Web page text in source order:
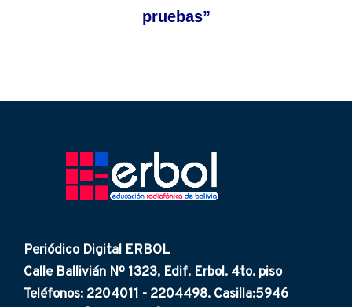
pruebas”
Periódico Digital ERBOL
Calle Ballivián Nº 1323, Edif. Erbol. 4to. piso
Teléfonos: 2204011 - 2204498. Casilla:5946